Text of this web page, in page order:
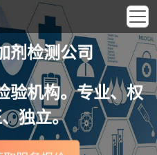
剂检测公司
验机构。专业、权
独立。
服务报价